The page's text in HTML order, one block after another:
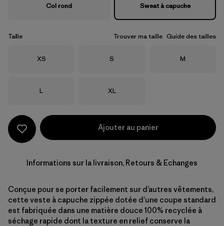
Col rond Sweat à capuche
Taille Trouver ma taille Guide des tailles
Taille
XS Taille
S Taille
M
Taille
L Taille
XL
Ajouter au panier
Informations sur la livraison, Retours & Echanges
Conçue pour se porter facilement sur d’autres vêtements,
cette veste à capuche zippée dotée d’une coupe standard
est fabriquée dans une matière douce 100% recyclée à
séchage rapide dont la texture en relief conserve la